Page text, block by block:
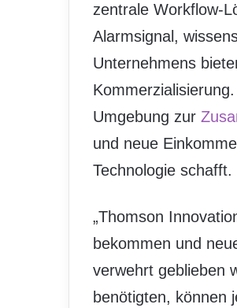
zentrale Workflow-
Alarmsignal,
Unternehmens
Umgebung zur
und neue
Technologie schafft.
„Thomson
bekommen und
verwehrt geblieben
benötigten, können